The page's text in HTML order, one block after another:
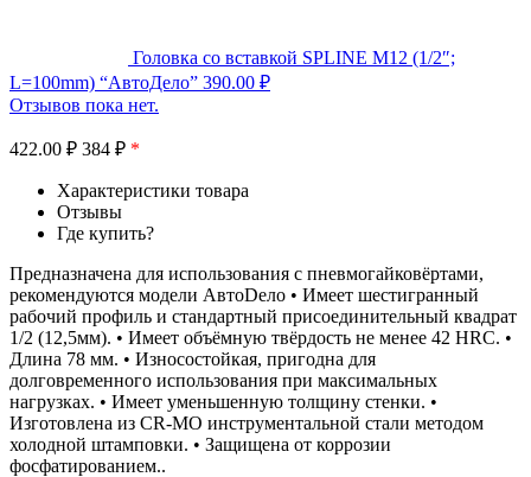
Головка со вставкой SPLINE M12 (1/2″;
L=100mm) “АвтоДело” 390.00 ₽
Отзывов пока нет.
422.00 ₽ 384 ₽ *
Характеристики товара
Отзывы
Где купить?
Предназначена для использования с пневмогайковёртами,
рекомендуются модели АвтоDело • Имеет шестигранный
рабочий профиль и стандартный присоединительный квадрат
1/2 (12,5мм). • Имеет объёмную твёрдость не менее 42 HRC. •
Длина 78 мм. • Износостойкая, пригодна для
долговременного использования при максимальных
нагрузках. • Имеет уменьшенную толщину стенки. •
Изготовлена из CR-MO инструментальной стали методом
холодной штамповки. • Защищена от коррозии
фосфатированием..